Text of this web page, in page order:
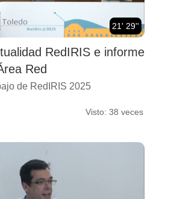
21' 29''
RedIRIS e informe
Red
de RedIRIS 2025
Visto: 38 veces